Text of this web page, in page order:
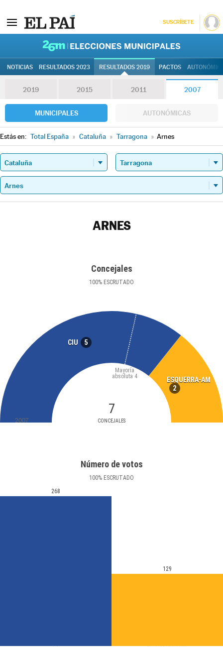
SUSCRÍBETE
NOTICIAS RESULTADOS 2023 RESULTADOS 2019 PACTOS
2019 2015 2011 2007
MUNICIPALES AUTONÓMICAS
Estás en: Total España » Cataluña » Tarragona » Arnes
ARNES
Concejales
100% ESCRUTADO
CIU 5
ESQUERRA-AM
2
7
CONCEJALES
Mayoría
absoluta 4
2007
Número de votos
100% ESCRUTADO
268
129